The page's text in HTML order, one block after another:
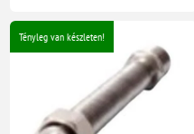
Tényleg van készleten!